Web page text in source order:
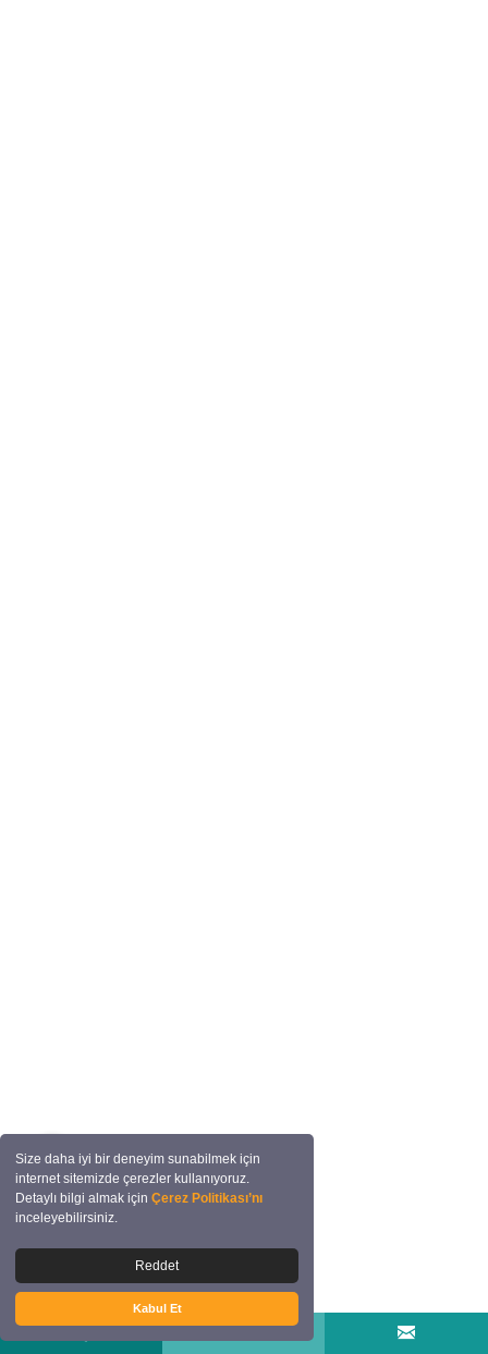
Size daha iyi bir deneyim sunabilmek için
internet sitemizde çerezler kullanıyoruz.
Detaylı bilgi almak içinÇerez Politikası’nı
inceleyebilirsiniz.
Reddet
Kabul Et